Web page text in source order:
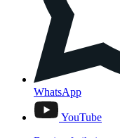
WhatsApp
YouTube